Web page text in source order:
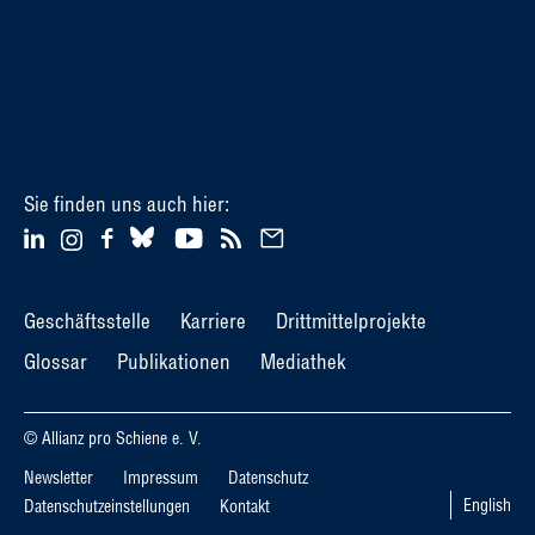
Sie finden uns auch hier:
Geschäftsstelle Karriere
Drittmittelprojekte
Glossar
Publikationen Mediathek
© Allianz pro Schiene e. V.
Newsletter
Impressum
Datenschutz
Datenschutzeinstellungen
Kontakt English